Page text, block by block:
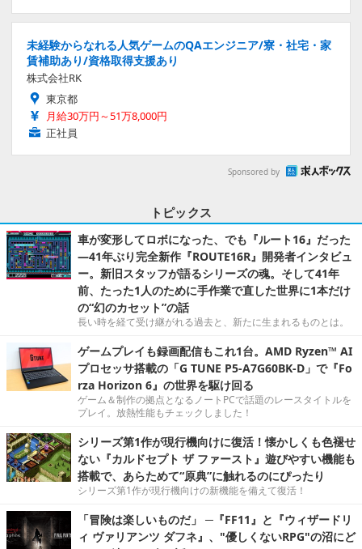
未経験からなれる人気ゲームのQAエンジニア/寮・社宅・家
賃補助あり/資格取得支援あり
株式会社RK
東京都
月給30万円～51万8,000円
正社員
Sponsored by
トピックス
車が変形してロボになった、でも『ルート16』だった
―41年ぶり完全新作『ROUTE16R』開発者インタビュ
ー。新旧スタッフが語るシリーズの魂。そして41年
前、たった1人のために手作業で直した世界に1本だけ
の“幻のカセット”の話
長い時を経て受け継がれる過去と、新たに生まれるものとは。
ゲームプレイも録画配信もこれ1台。AMD Ryzen™ AI
プロセッサ搭載の「G TUNE P5-A7G60BK-D」で『Fo
rza Horizon 6』の世界を駆け回る
ゲーム＆制作の拠点となるノートPCで話題のレースタイトルを
プレイ。放熱性能もチェックしました！
シリーズ第1作が現行機向けに復活！懐かしくも色褪せ
ない『カルドセプト ザ ファースト』遊びやすい機能も
搭載で、あらためて“原典”に触れるのにぴったり
シリーズ第1作が現行機向けの新機能を備えて復活！
「冒険は楽しいものだ」 ─『FF11』と『ウィザードリ
ィ ヴァリアンツ ダフネ』、"優しくないRPG"の沼にど